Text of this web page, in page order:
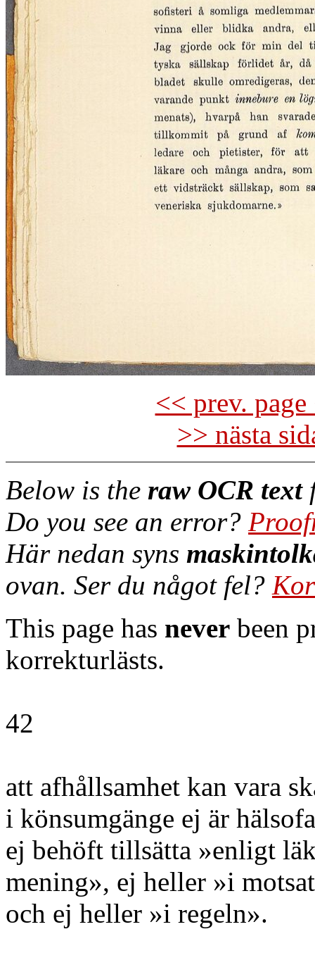
<< prev.
>> nästa
Below is the raw OCR text
Do you see an error?
Här nedan syns
ovan. Ser du något fel?
This page has never been
korrekturlästs.
42
att afhållsamhet kan vara
i könsumgänge ej är
ej behöft tillsätta »enligt
mening», ej heller »i
och ej heller »i regeln».